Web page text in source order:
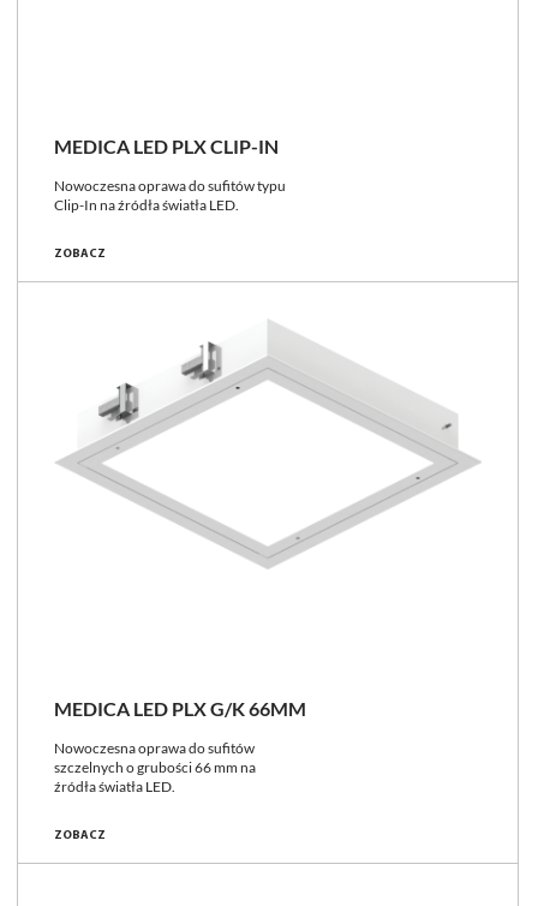
MEDICA LED PLX CLIP-IN
Nowoczesna oprawa do sufitów typu
Clip-In na źródła światła LED.
ZOBACZ
MEDICA LED PLX G/K 66MM
Nowoczesna oprawa do sufitów
szczelnych o grubości 66 mm na
źródła światła LED.
ZOBACZ